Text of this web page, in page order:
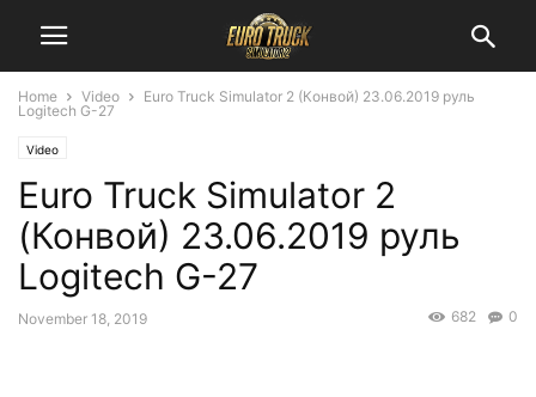
Home Video
Euro Truck Simulator 2 (Конвой) 23.06.2019 руль
Logitech G-27
Video
Euro Truck Simulator 2
(Конвой) 23.06.2019 руль
Logitech G-27
November 18, 2019 0
682